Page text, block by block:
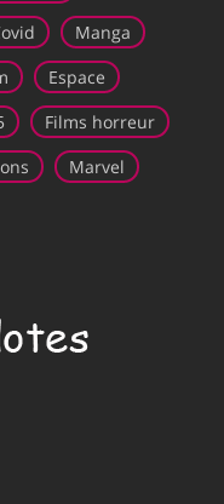
Manga
Espace
Films horreur
Marvel